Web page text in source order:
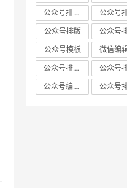
公众号排版软件哪个好
公众号排版
公众号模板
公众号排版用什么软件
公众号编辑器实测